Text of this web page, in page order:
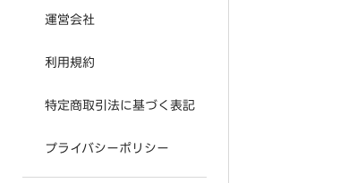
運営会社
利用規約
特定商取引法に基づく表記
プライバシーポリシー